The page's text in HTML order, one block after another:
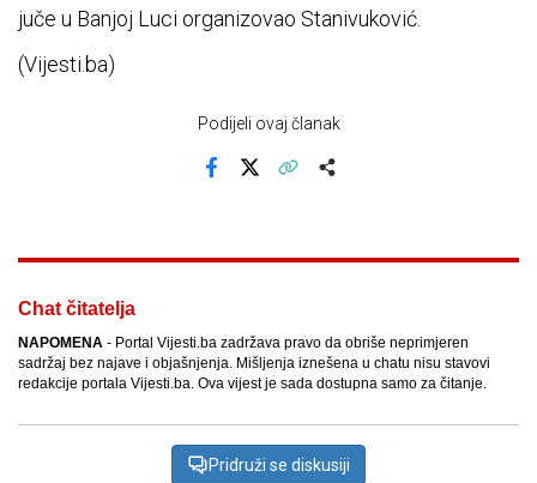
juče u Banjoj Luci organizovao Stanivuković.
(Vijesti.ba)
Podijeli ovaj članak
Facebook
Chat čitatelja
NAPOMENA - Portal Vijesti.ba zadržava pravo da obriše neprimjeren
sadržaj bez najave i objašnjenja. Mišljenja iznešena u chatu nisu stavovi
redakcije portala Vijesti.ba. Ova vijest je sada dostupna samo za čitanje.
Pridruži se diskusiji